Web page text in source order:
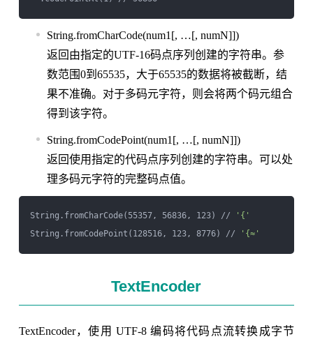
String.fromCharCode(num1[, …[, numN]])
返回由指定的UTF-16码点序列创建的字符串。参
数范围0到65535，大于65535的数据将被截断，结
果不准确。对于多码元字符，则会将两个码元组合
得到该字符。
String.fromCodePoint(num1[, …[, numN]])
返回使用指定的代码点序列创建的字符串。可以处
理多码元字符的完整码点值。
String.fromCharCode(55357, 56836, 123) //
'{'
String.fromCodePoint(128516, 123, 8776) //
'{≈'
TextEncoder
TextEncoder，使用 UTF-8 编码将代码点流转换成字节